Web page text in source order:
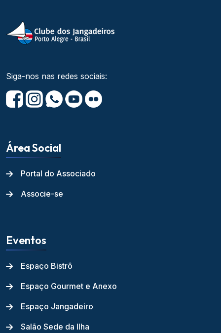
Siga-nos nas redes sociais:
Área Social
Portal do Associado
Associe-se
Eventos
Espaço Bistrô
Espaço Gourmet e Anexo
Espaço Jangadeiro
Salão Sede da Ilha